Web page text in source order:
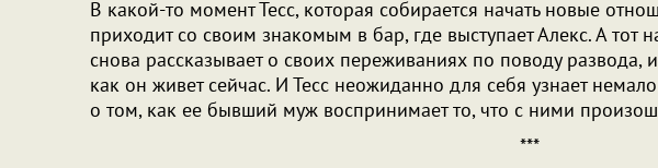
В какой-то момент Тесс, которая собирается начать новые
приходит со своим знакомым в бар, где выступает Алекс. А тот
снова рассказывает о своих переживаниях по поводу развода,
как он живет сейчас. И Тесс неожиданно для себя узнает
о том, как ее бывший муж воспринимает то, что с ними
***